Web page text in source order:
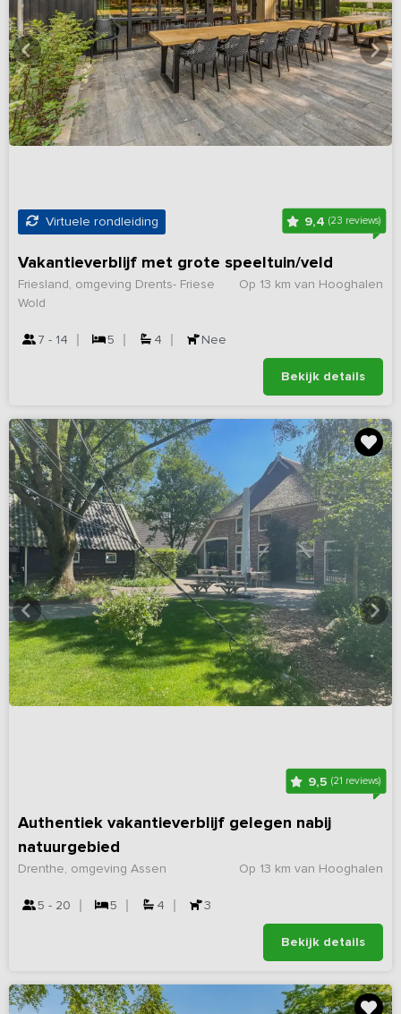
Virtuele rondleiding 9,4 (23 reviews)
Vakantieverblijf met grote speeltuin/veld
Op 13 km van Hooghalen
Friesland, omgeving Drents- Friese
Wold
7 - 14 5 4 Nee
Bekijk details
9,5(21 reviews)
Authentiek vakantieverblijf gelegen nabij
natuurgebied
Op 13 km van Hooghalen
Drenthe, omgeving Assen
5 - 20 5 4 3
Bekijk details